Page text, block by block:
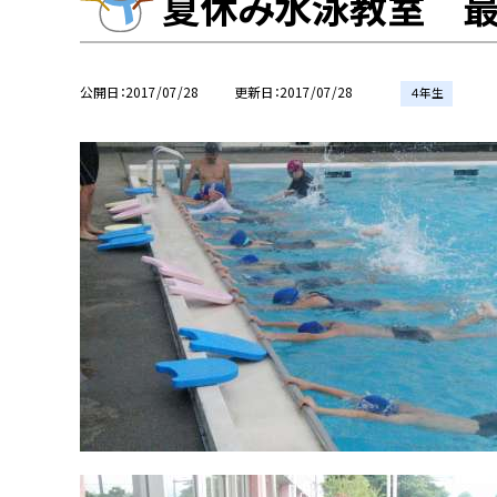
公開日 2017/07/28 更新日 2017/07/28 ４年生